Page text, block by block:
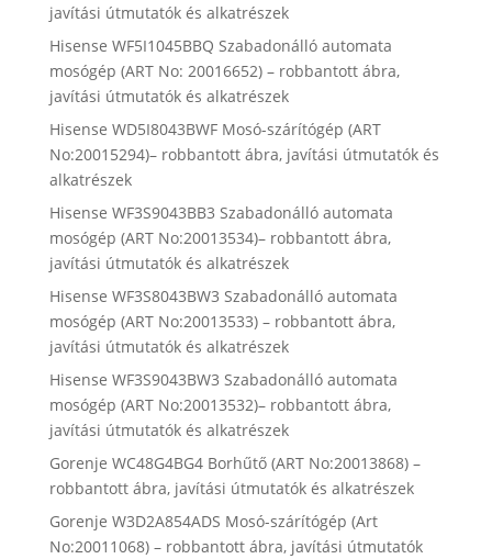
javítási útmutatók és alkatrészek
Hisense WF5I1045BBQ Szabadonálló automata
mosógép (ART No: 20016652) – robbantott ábra,
javítási útmutatók és alkatrészek
Hisense WD5I8043BWF Mosó-szárítógép (ART
No:20015294)– robbantott ábra, javítási útmutatók és
alkatrészek
Hisense WF3S9043BB3 Szabadonálló automata
mosógép (ART No:20013534)– robbantott ábra,
javítási útmutatók és alkatrészek
Hisense WF3S8043BW3 Szabadonálló automata
mosógép (ART No:20013533) – robbantott ábra,
javítási útmutatók és alkatrészek
Hisense WF3S9043BW3 Szabadonálló automata
mosógép (ART No:20013532)– robbantott ábra,
javítási útmutatók és alkatrészek
Gorenje WC48G4BG4 Borhűtő (ART No:20013868) –
robbantott ábra, javítási útmutatók és alkatrészek
Gorenje W3D2A854ADS Mosó-szárítógép (Art
No:20011068) – robbantott ábra, javítási útmutatók